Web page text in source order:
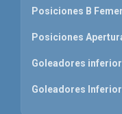
Posiciones B
Posiciones
Goleadores
Goleadores